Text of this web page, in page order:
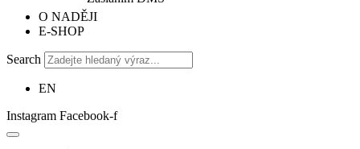
O NADĚJI
E-SHOP
Search
EN
Instagram Facebook-f